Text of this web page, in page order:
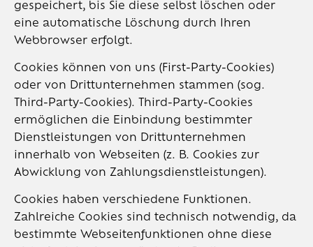
gespeichert, bis Sie diese selbst löschen oder
eine automatische Löschung durch Ihren
Webbrowser erfolgt.
Cookies können von uns (First-Party-Cookies)
oder von Drittunternehmen stammen (sog.
Third-Party-Cookies). Third-Party-Cookies
ermöglichen die Einbindung bestimmter
Dienstleistungen von Drittunternehmen
innerhalb von Webseiten (z. B. Cookies zur
Abwicklung von Zahlungsdienstleistungen).
Cookies haben verschiedene Funktionen.
Zahlreiche Cookies sind technisch notwendig, da
bestimmte Webseitenfunktionen ohne diese